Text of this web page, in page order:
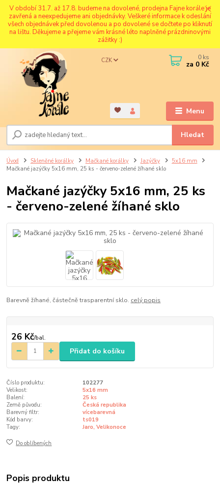
V období 31.7. až 17.8. budeme na dovolené, prodejna Fajne korále je
zavřená a neexpedujeme ani objednávky. Veškeré informace k odeslání
všech objednávek před dovolenou a po dovolené se dočtete po kliknutí
na lištu. Děkujeme a přejeme vám krásné léto naplněné prázdninovými
zážitky :)
Menu
CZK
Hledat
0 ks
za 0 Kč
Úvod Skleněné korálky Mačkané korálky Jazýčky
5x16 mm
Mačkané jazýčky 5x16 mm, 25 ks - červeno-zelené žíhané sklo
Mačkané jazýčky 5x16 mm, 25 ks
- červeno-zelené žíhané sklo
Barevně žíhané, částečně trasparentní sklo. celý popis
26 Kč/bal.
Přidat do košíku
Číslo produktu:
102277
Velikost:
5x16 mm
Balení:
25 ks
Země původu:
Česká republika
Barevný filtr:
vícebarevná
Kód barvy:
ts019
Tagy:
Jaro, Velikonoce
Do oblíbených
Popis produktu